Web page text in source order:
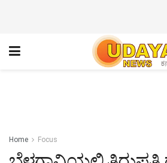
Home Focus